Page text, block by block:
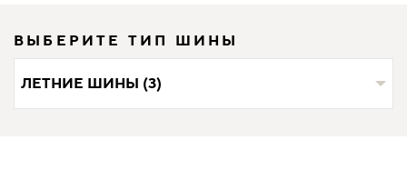
ВЫБЕРИТЕ ТИП ШИНЫ
ЛЕТНИЕ ШИНЫ (3)